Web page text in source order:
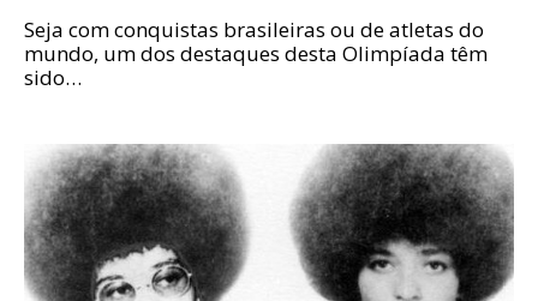
Seja com conquistas brasileiras ou de atletas do
mundo, um dos destaques desta Olimpíada têm
sido…